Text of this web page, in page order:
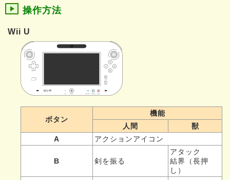
操作方法
Wii U
ボタン
機能
人間
獣
A
アクションアイコン
B 剣を振る
アタック
結界（長押
し）